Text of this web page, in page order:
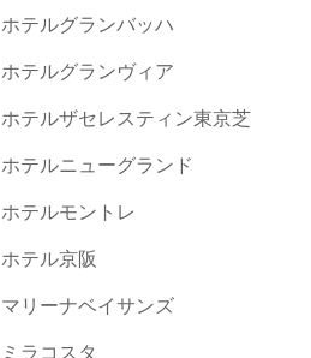
ホテルグランバッハ
ホテルグランヴィア
ホテルザセレスティン東京芝
ホテルニューグランド
ホテルモントレ
ホテル京阪
マリーナベイサンズ
ミラコスタ